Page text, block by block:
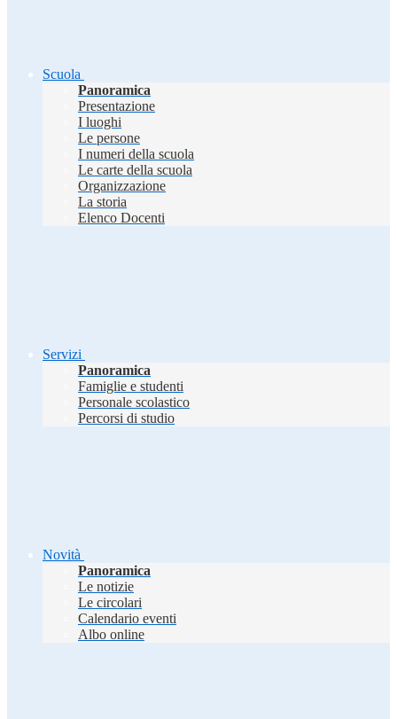
Scuola
Panoramica
Presentazione
I luoghi
Le persone
I numeri della scuola
Le carte della scuola
Organizzazione
La storia
Elenco Docenti
Servizi
Panoramica
Famiglie e studenti
Personale scolastico
Percorsi di studio
Novità
Panoramica
Le notizie
Le circolari
Calendario eventi
Albo online